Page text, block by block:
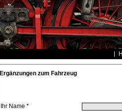
Ergänzungen zum Fahrzeug
Ihr Name *